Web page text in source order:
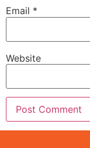
Email *
Website